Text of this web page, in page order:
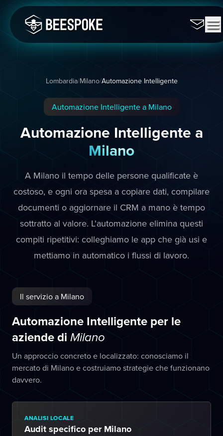
Lombardia/Milano/Automazione Intelligente
Automazione Intelligente a Milano
Automazione Intelligente a
Milano
A Milano il tempo delle persone qualificate è
costoso, e ogni ora spesa a copiare dati, compilare
documenti o aggiornare il CRM a mano è tempo
sottratto al valore. L'automazione elimina questi
compiti ripetitivi: colleghiamo le app che già usi e
mettiamo in automatico i flussi di lavoro.
Il servizio a Milano
Automazione Intelligente per le
aziende di Milano
Un approccio concreto e localizzato: conosciamo il
mercato di Milano e costruiamo strategie che funzionano
davvero.
ANALISI LOCALE
Audit specifico per Milano